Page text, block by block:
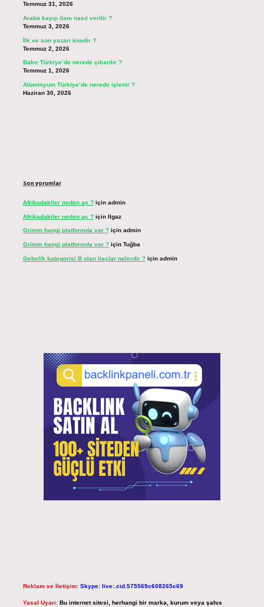
Temmuz 31, 2026
Araba kayıp ilanı nasıl verilir ?
Temmuz 3, 2026
İlk ve son yazarı kimdir ?
Temmuz 2, 2026
Bakır Türkiye’de nerede çıkarılır ?
Temmuz 1, 2026
Alüminyum Türkiye’de nerede işlenir ?
Haziran 30, 2026
Son yorumlar
Afrikadakiler neden aç ?için admin
Afrikadakiler neden aç ?için Ilgaz
Grimm hangi platformda var ?için admin
Grimm hangi platformda var ?için Tuğba
Gebelik kategorisi B olan ilaçlar nelerdir ?için admin
Reklam ve İletişim: Skype: live:.cid.575569c608265c69
Yasal Uyarı: Bu internet sitesi, herhangi bir marka, kurum veya şahıs